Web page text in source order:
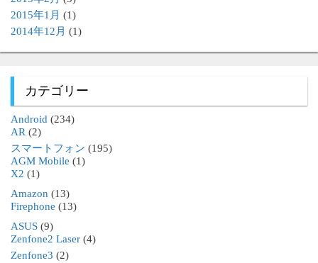
2015年1月 (1)
2014年12月 (1)
カテゴリー
Android (234)
AR (2)
スマートフォン (195)
AGM Mobile (1)
X2 (1)
Amazon (13)
Firephone (13)
ASUS (9)
Zenfone2 Laser (4)
Zenfone3 (2)